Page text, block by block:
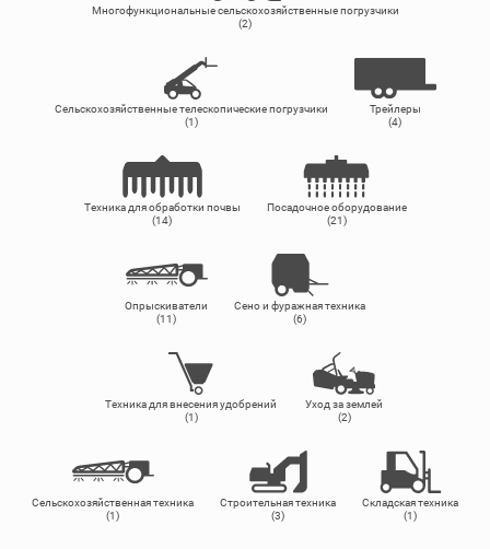
Многофункциональные сельскохозяйственные погрузчики
(2)
Сельскохозяйственные телескопические погрузчики
(1)
Трейлеры
(4)
Техника для обработки почвы
(14)
Посадочное оборудование
(21)
Опрыскиватели
(11)
Сено и фуражная техника
(6)
Техника для внесения удобрений
(1)
Уход за землей
(2)
Сельскохозяйственная техника
(1)
Строительная техника
(3)
Складская техника
(1)